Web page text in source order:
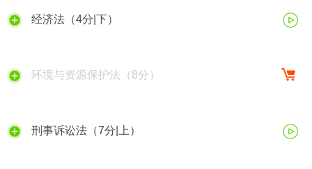
经济法（4分|下）
环境与资源保护法（8分）
刑事诉讼法（7分|上）